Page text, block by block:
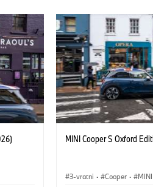
MINI Cooper S Oxford
3-vratni · Cooper · MINI